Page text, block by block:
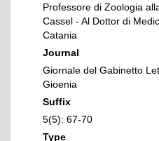
Professore di Zoologia
Cassel - Al Dottor di
Catania
Journal
Giornale del Gabinetto
Gioenia
Suffix
5(5): 67-70
Type